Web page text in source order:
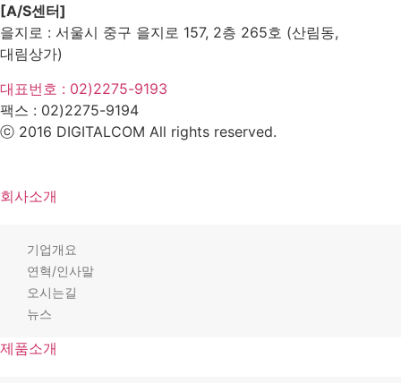
[A/S센터]
을지로 : 서울시 중구 을지로 157, 2층 265호 (산림동,
대림상가)
대표번호 : 02)2275-9193
팩스 : 02)2275-9194​
ⓒ 2016 DIGITALCOM All rights reserved.
회사소개
기업개요
연혁/인사말
오시는길
뉴스
제품소개